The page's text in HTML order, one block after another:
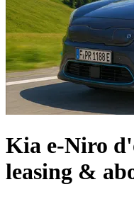
Kia e-Niro
leasing &